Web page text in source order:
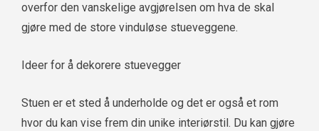
overfor den vanskelige avgjørelsen om hva de skal
gjøre med de store vinduløse stueveggene.
Ideer for å dekorere stuevegger
Stuen er et sted å underholde og det er også et rom
hvor du kan vise frem din unike interiørstil. Du kan gjøre